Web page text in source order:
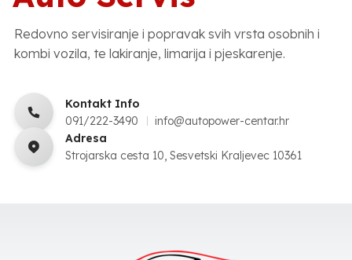
Redovno servisiranje i popravak svih vrsta osobnih i
kombi vozila, te lakiranje, limarija i pjeskarenje.
Kontakt Info
091/222-3490
info@autopower-centar.hr
Adresa
Strojarska cesta 10, Sesvetski Kraljevec 10361